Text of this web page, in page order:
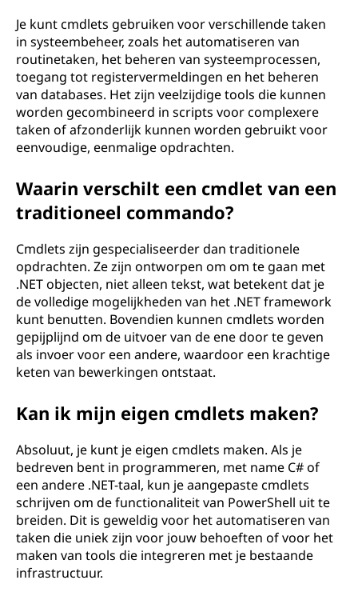
Je kunt cmdlets gebruiken voor verschillende taken
in systeembeheer, zoals het automatiseren van
routinetaken, het beheren van systeemprocessen,
toegang tot registervermeldingen en het beheren
van databases. Het zijn veelzijdige tools die kunnen
worden gecombineerd in scripts voor complexere
taken of afzonderlijk kunnen worden gebruikt voor
eenvoudige, eenmalige opdrachten.
Waarin verschilt een cmdlet van een
traditioneel commando?
Cmdlets zijn gespecialiseerder dan traditionele
opdrachten. Ze zijn ontworpen om om te gaan met
.NET objecten, niet alleen tekst, wat betekent dat je
de volledige mogelijkheden van het .NET framework
kunt benutten. Bovendien kunnen cmdlets worden
gepijplijnd om de uitvoer van de ene door te geven
als invoer voor een andere, waardoor een krachtige
keten van bewerkingen ontstaat.
Kan ik mijn eigen cmdlets maken?
Absoluut, je kunt je eigen cmdlets maken. Als je
bedreven bent in programmeren, met name C# of
een andere .NET-taal, kun je aangepaste cmdlets
schrijven om de functionaliteit van PowerShell uit te
breiden. Dit is geweldig voor het automatiseren van
taken die uniek zijn voor jouw behoeften of voor het
maken van tools die integreren met je bestaande
infrastructuur.